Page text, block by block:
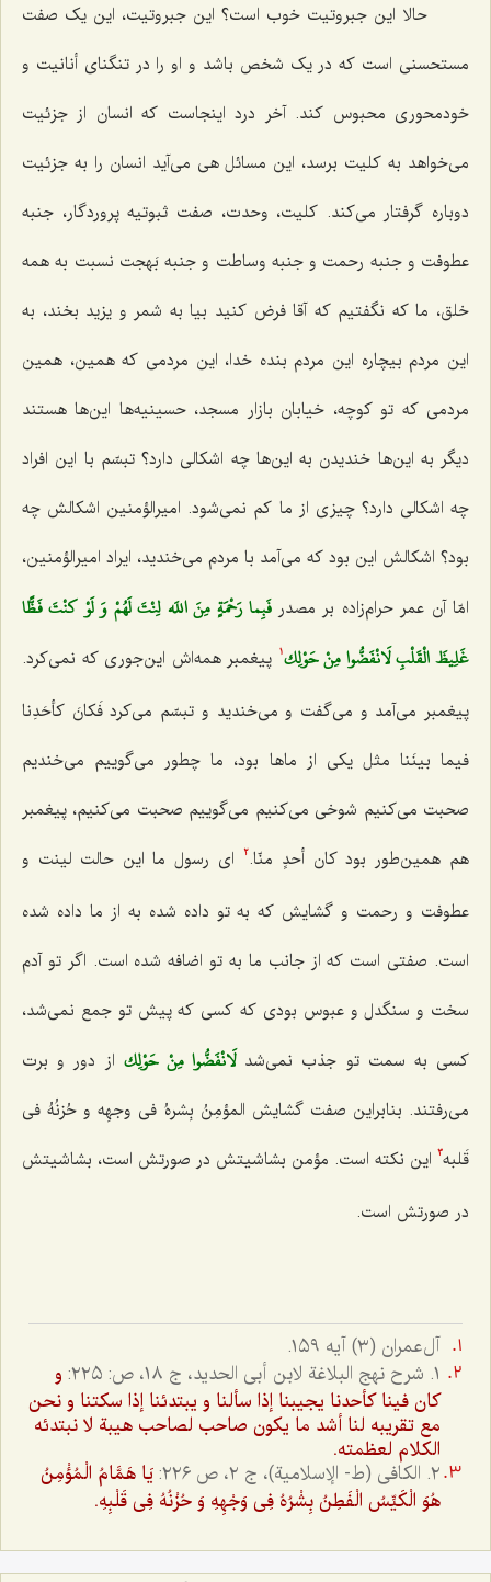
حالا این جبروتیت خوب است؟ این جبروتیت، این یک صفت
مستحسنی است که در یک شخص باشد و او را در تنگنای أنانیت و
خودمحوری محبوس کند. آخر درد اینجاست که انسان از جزئیت
می‌خواهد به کلیت برسد، این مسائل هی می‌آید انسان را به جزئیت
دوباره گرفتار می‌کند. کلیت، وحدت، صفت ثبوتیه پروردگار، جنبه
عطوفت و جنبه رحمت و جنبه وساطت و جنبه بَهجت نسبت به همه
خلق، ما که نگفتیم که آقا فرض کنید بیا به شمر و یزید بخند، به
این مردم بیچاره این مردم بنده خدا، این مردمی که همین، همین
مردمی که تو کوچه، خیابان بازار مسجد، حسینیه‌ها این‌ها هستند
دیگر به این‌ها خندیدن به این‌ها چه اشکالی دارد؟ تبسّم با این افراد
چه اشکالی دارد؟ چیزی از ما کم نمی‌شود. امیرالؤمنین اشکالش چه
بود؟ اشکالش این بود که می‌آمد با مردم می‌خندید، ایراد امیرالؤمنین،
امّا آن عمر حرام‌زاده بر مصدر فَبِما رَحْمَةٍ مِنَ اللَه لِنْتَ لَهُمْ وَ لَوْ كنْتَ فَظًّا
غَلِيظَ الْقَلْبِ لَانْفَضُّوا مِنْ حَوْلِك‌1
پیغمبر همه‌اش این‌جوری که نمی‌کرد.
پیغمبر می‌آمد و می‌گفت و می‌خندید و تبسّم می‌کردفَکانَ کأحَدِنا
فیما بینَنا مثل یکی از ماها بود، ما چطور می‌گوییم می‌خندیم
صحبت می‌کنیم شوخی می‌کنیم می‌گوییم صحبت می‌کنیم، پیغمبر
هم همین‌طور بودکان أحدٍ منّا.
2
ای رسول ما این حالت لینت و
عطوفت و رحمت و گشایش که به تو داده شده به از ما داده شده
است. صفتی است که از جانب ما به تو اضافه شده است. اگر تو آدم
سخت و سنگدل و عبوس بودی که کسی که پیش تو جمع نمی‌شد،
کسی به سمت تو جذب نمی‌شد لَانْفَضُّوا مِنْ حَوْلِك‌ از دور و برت
می‌رفتند. بنابراین صفت گشایش‌ المؤمِنُ بِشرهُ فى وجهِه و حُزنُهُ فى
قَلبه‌3
این نکته است. مؤمن بشاشیتش در صورتش است، بشاشیتش
در صورتش است.
آل‌عمران (٣) آيه ١٥٩.
١. شرح نهج البلاغة لابن أبى الحديد، ج ١٨، ص: ٢٢٥:
و
كان فينا كأحدنا يجيبنا إذا سألنا و يبتدئنا إذا سكتنا و نحن
مع تقريبه لنا أشد ما يكون صاحب لصاحب هيبة لا نبتدئه
الكلام لعظمته.
٢. الكافى (ط- الإسلامية)، ج ٢، ص ٢٢٦:
يَا هَمَّامُ الْمُؤْمِنُ
هُوَ الْكَيِّسُ الْفَطِنُ بِشْرُهُ فِى وَجْهِهِ وَ حُزْنُهُ فِى قَلْبِهِ.